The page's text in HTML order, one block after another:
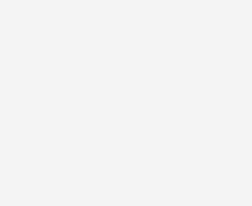
geht davon aus, dass sie
lediglich bis zu 200 000 Wärmepumpen
die Differenz zum erreichten Absatz auf
entspricht dies einer durchschnittlichen
pro Monat (Januar bis Mai:
Das politisch angestrebte Soll liegt bei
Vergleich zum Vorjahreszeitraum gab es